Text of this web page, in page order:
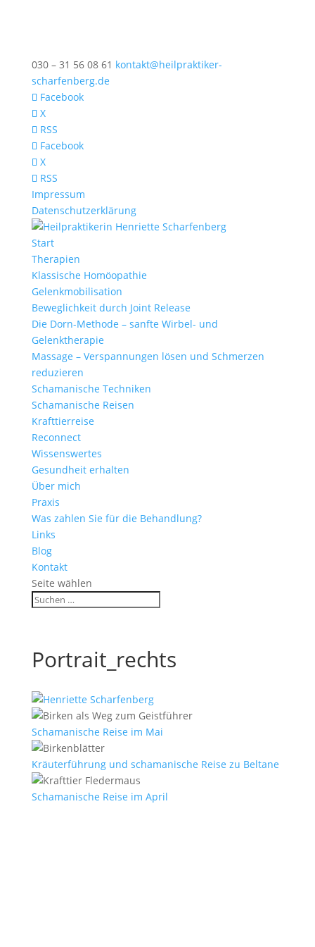
030 – 31 56 08 61 kontakt@heilpraktiker-
scharfenberg.de
Facebook
X
RSS
Facebook
X
RSS
Impressum
Datenschutzerklärung
Start
Therapien
Klassische Homöopathie
Gelenkmobilisation
Beweglichkeit durch Joint Release
Die Dorn-Methode – sanfte Wirbel- und
Gelenktherapie
Massage – Verspannungen lösen und Schmerzen
reduzieren
Schamanische Techniken
Schamanische Reisen
Krafttierreise
Reconnect
Wissenswertes
Gesundheit erhalten
Über mich
Praxis
Was zahlen Sie für die Behandlung?
Links
Blog
Kontakt
Seite wählen
Portrait_rechts
Schamanische Reise im Mai
Kräuterführung und schamanische Reise zu Beltane
Schamanische Reise im April